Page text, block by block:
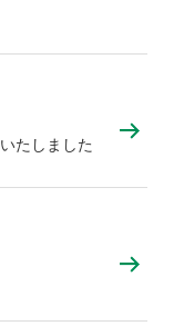
たしました